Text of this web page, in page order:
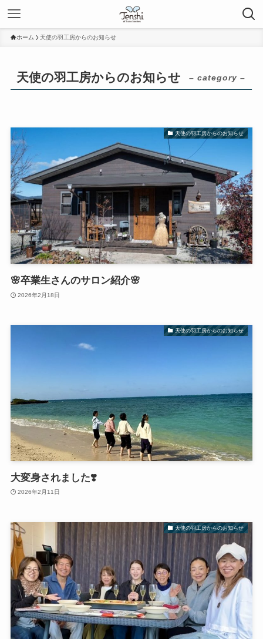
ホーム 天使の羽工房からのお知らせ
天使の羽工房からのお知らせ – category –
天使の羽工房からのお知らせ
🌸卒業生さんのサロン紹介🌸
2026年2月18日
天使の羽工房からのお知らせ
大変身されました❣️
2026年2月11日
天使の羽工房からのお知らせ